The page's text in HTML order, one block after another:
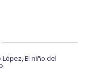
López, El niño del